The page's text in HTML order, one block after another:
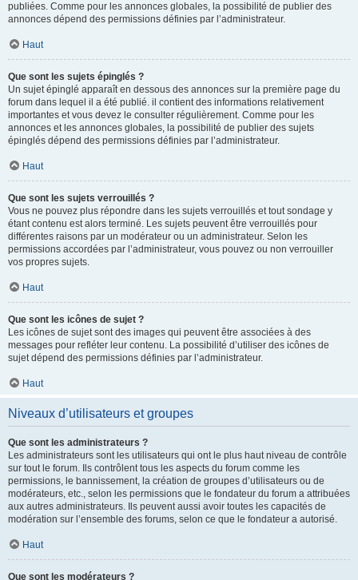
publiées. Comme pour les annonces globales, la possibilité de publier des
annonces dépend des permissions définies par l’administrateur.
Haut
Que sont les sujets épinglés ?
Un sujet épinglé apparaît en dessous des annonces sur la première page du
forum dans lequel il a été publié. il contient des informations relativement
importantes et vous devez le consulter régulièrement. Comme pour les
annonces et les annonces globales, la possibilité de publier des sujets
épinglés dépend des permissions définies par l’administrateur.
Haut
Que sont les sujets verrouillés ?
Vous ne pouvez plus répondre dans les sujets verrouillés et tout sondage y
étant contenu est alors terminé. Les sujets peuvent être verrouillés pour
différentes raisons par un modérateur ou un administrateur. Selon les
permissions accordées par l’administrateur, vous pouvez ou non verrouiller
vos propres sujets.
Haut
Que sont les icônes de sujet ?
Les icônes de sujet sont des images qui peuvent être associées à des
messages pour refléter leur contenu. La possibilité d’utiliser des icônes de
sujet dépend des permissions définies par l’administrateur.
Haut
Niveaux d’utilisateurs et groupes
Que sont les administrateurs ?
Les administrateurs sont les utilisateurs qui ont le plus haut niveau de contrôle
sur tout le forum. Ils contrôlent tous les aspects du forum comme les
permissions, le bannissement, la création de groupes d’utilisateurs ou de
modérateurs, etc., selon les permissions que le fondateur du forum a attribuées
aux autres administrateurs. Ils peuvent aussi avoir toutes les capacités de
modération sur l’ensemble des forums, selon ce que le fondateur a autorisé.
Haut
Que sont les modérateurs ?